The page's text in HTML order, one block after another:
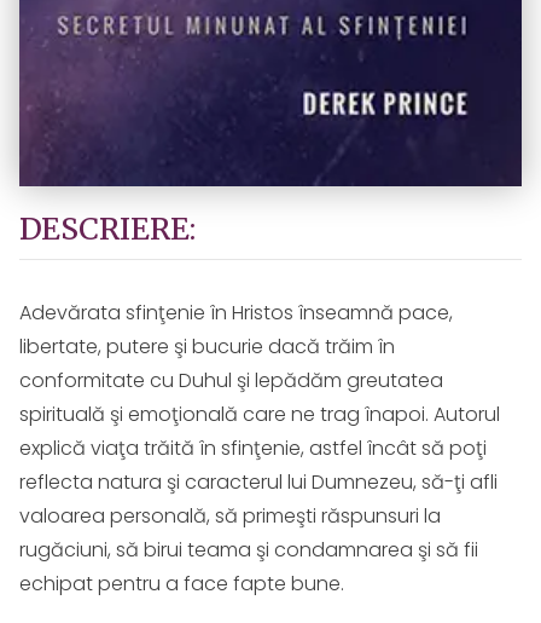
DESCRIERE:
Adevărata sfinţenie în Hristos înseamnă pace,
libertate, putere şi bucurie dacă trăim în
conformitate cu Duhul şi lepădăm greutatea
spirituală şi emoţională care ne trag înapoi. Autorul
explică viaţa trăită în sfinţenie, astfel încât să poţi
reflecta natura şi caracterul lui Dumnezeu, să-ţi afli
valoarea personală, să primeşti răspunsuri la
rugăciuni, să birui teama şi condamnarea şi să fii
echipat pentru a face fapte bune.